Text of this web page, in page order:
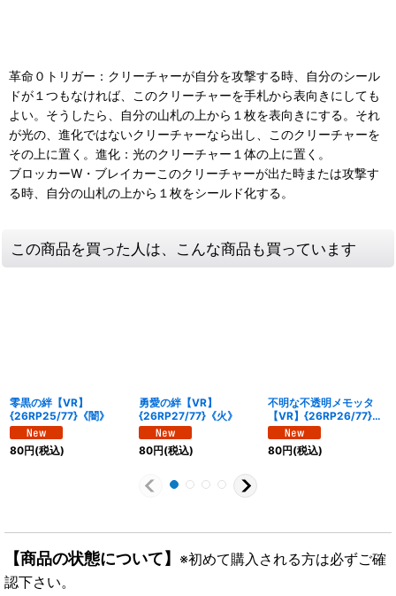
革命０トリガー：クリーチャーが自分を攻撃する時、自分のシール
ドが１つもなければ、このクリーチャーを手札から表向きにしても
よい。そうしたら、自分の山札の上から１枚を表向きにする。それ
が光の、進化ではないクリーチャーなら出し、このクリーチャーを
その上に置く。進化：光のクリーチャー１体の上に置く。
ブロッカーW・ブレイカーこのクリーチャーが出た時または攻撃す
る時、自分の山札の上から１枚をシールド化する。
この商品を買った人は、こんな商品も買っています
零黒の絆【VR】
{26RP25/77}《闇》
80円(税込)
勇愛の絆【VR】
{26RP27/77}《火》
80円(税込)
不明な不透明メモッタ
【VR】{26RP26/77}
《闇》
80円(税込)
【商品の状態について】 ※初めて購入される方は必ずご確
認下さい。